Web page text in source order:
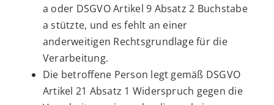
a oder DSGVO Artikel 9 Absatz 2 Buchstabe
a stützte, und es fehlt an einer
anderweitigen Rechtsgrundlage für die
Verarbeitung.
Die betroffene Person legt gemäß DSGVO
Artikel 21 Absatz 1 Widerspruch gegen die